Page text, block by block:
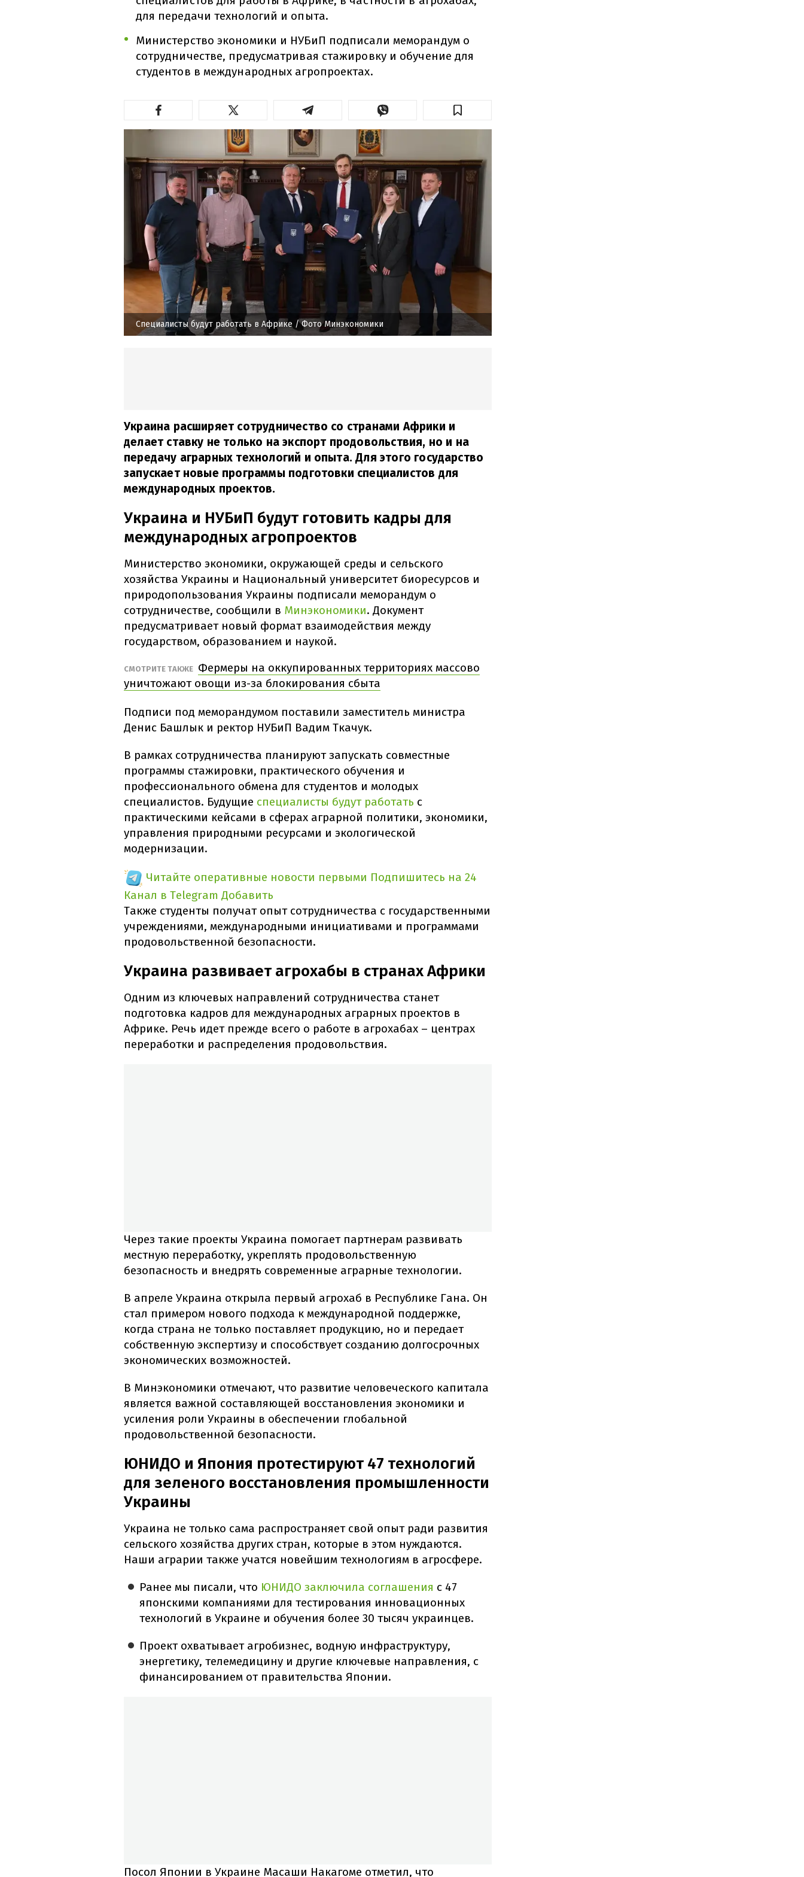
для передачи технологий и опыта.
Министерство экономики и НУБиП подписали меморандум о
сотрудничестве, предусматривая стажировку и обучение для
студентов в международных агропроектах.
Специалисты будут работать в Африке / Фото Минэкономики
Украина расширяет сотрудничество со странами Африки и
делает ставку не только на экспорт продовольствия, но и на
передачу аграрных технологий и опыта. Для этого государство
запускает новые программы подготовки специалистов для
международных проектов.
Украина и НУБиП будут готовить кадры для
международных агропроектов
Министерство экономики, окружающей среды и сельского
хозяйства Украины и Национальный университет биоресурсов и
природопользования Украины подписали меморандум о
сотрудничестве, сообщили в Минэкономики. Документ
предусматривает новый формат взаимодействия между
государством, образованием и наукой.
СМОТРИТЕ ТАКЖЕ Фермеры на оккупированных территориях массово
уничтожают овощи из-за блокирования сбыта
Подписи под меморандумом поставили заместитель министра
Денис Башлык и ректор НУБиП Вадим Ткачук.
В рамках сотрудничества планируют запускать совместные
программы стажировки, практического обучения и
профессионального обмена для студентов и молодых
специалистов. Будущие специалисты будут работать с
практическими кейсами в сферах аграрной политики, экономики,
управления природными ресурсами и экологической
модернизации.
Читайте оперативные новости первыми Подпишитесь на 24
Канал в Telegram Добавить
Также студенты получат опыт сотрудничества с государственными
учреждениями, международными инициативами и программами
продовольственной безопасности.
Украина развивает агрохабы в странах Африки
Одним из ключевых направлений сотрудничества станет
подготовка кадров для международных аграрных проектов в
Африке. Речь идет прежде всего о работе в агрохабах – центрах
переработки и распределения продовольствия.
Через такие проекты Украина помогает партнерам развивать
местную переработку, укреплять продовольственную
безопасность и внедрять современные аграрные технологии.
В апреле Украина открыла первый агрохаб в Республике Гана. Он
стал примером нового подхода к международной поддержке,
когда страна не только поставляет продукцию, но и передает
собственную экспертизу и способствует созданию долгосрочных
экономических возможностей.
В Минэкономики отмечают, что развитие человеческого капитала
является важной составляющей восстановления экономики и
усиления роли Украины в обеспечении глобальной
продовольственной безопасности.
ЮНИДО и Япония протестируют 47 технологий
для зеленого восстановления промышленности
Украины
Украина не только сама распространяет свой опыт ради развития
сельского хозяйства других стран, которые в этом нуждаются.
Наши аграрии также учатся новейшим технологиям в агросфере.
Ранее мы писали, что ЮНИДО заключила соглашения с 47
японскими компаниями для тестирования инновационных
технологий в Украине и обучения более 30 тысяч украинцев.
Проект охватывает агробизнес, водную инфраструктуру,
энергетику, телемедицину и другие ключевые направления, с
финансированием от правительства Японии.
Посол Японии в Украине Масаши Накагоме отметил, что